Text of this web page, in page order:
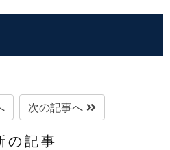
次の記事へ
の記事